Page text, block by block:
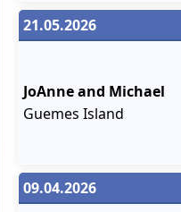
21.05.2026
JoAnne and Michael
Guemes Island
09.04.2026